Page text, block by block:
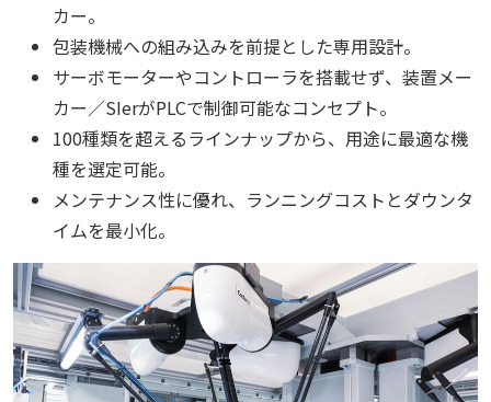
カー。
包装機械への組み込みを前提とした専用設計。
サーボモーターやコントローラを搭載せず、装置メー
カー／SIerがPLCで制御可能なコンセプト。
100種類を超えるラインナップから、用途に最適な機
種を選定可能。
メンテナンス性に優れ、ランニングコストとダウンタ
イムを最小化。